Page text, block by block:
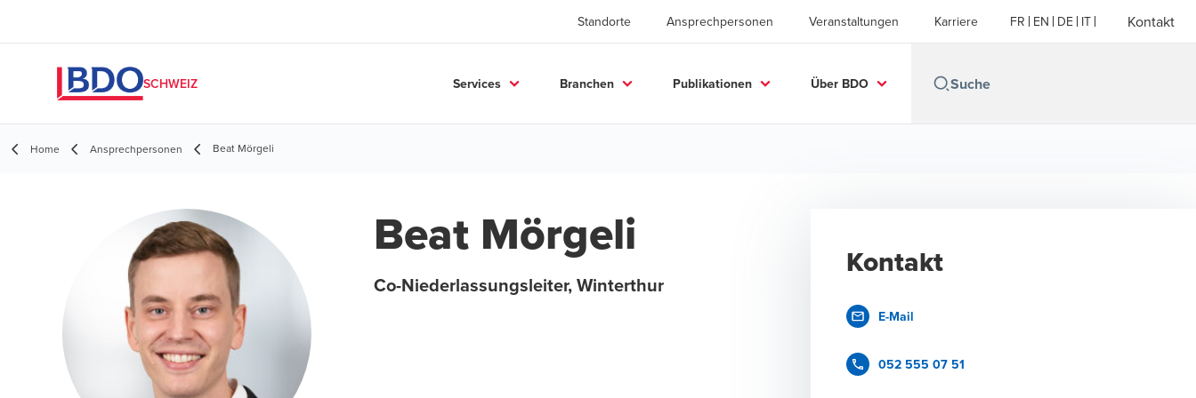
Standorte Ansprechpersonen Veranstaltungen Karriere FR EN DE IT Kontakt
SCHWEIZ Services Branchen Publikationen Über BDO
Home Ansprechpersonen Beat Mörgeli
Beat Mörgeli
Co-Niederlassungsleiter, Winterthur
Kontakt
E-Mail
052 555 07 51